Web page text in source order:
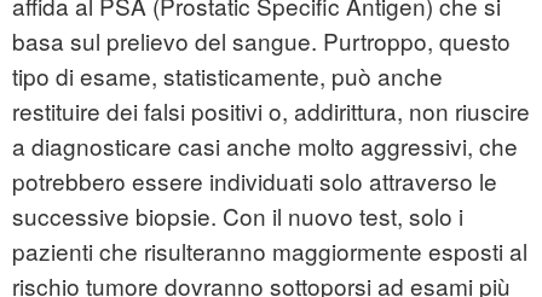
basa sul prelievo del sangue. Purtroppo, questo
tipo di esame, statisticamente, può anche
restituire dei falsi positivi o, addirittura, non riuscire
a diagnosticare casi anche molto aggressivi, che
potrebbero essere individuati solo attraverso le
successive biopsie. Con il nuovo test, solo i
pazienti che risulteranno maggiormente esposti al
rischio tumore dovranno sottoporsi ad esami più